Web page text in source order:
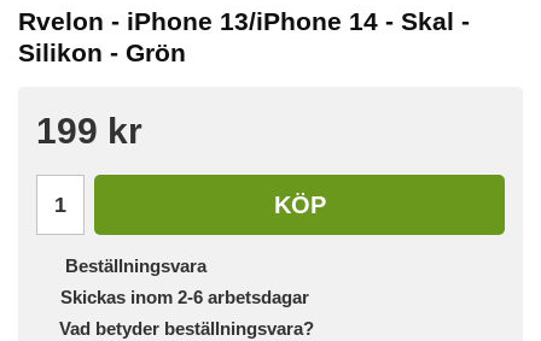
Rvelon - iPhone 13/iPhone 14 - Skal -
Silikon - Grön
199 kr
KÖP
Beställningsvara
Skickas inom 2-6 arbetsdagar
Vad betyder beställningsvara?